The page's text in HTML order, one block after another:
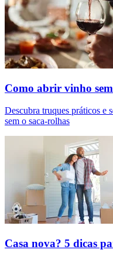
Como abrir vinho
Descubra truques práticos e
sem o saca-rolhas
Casa nova? 5 dicas